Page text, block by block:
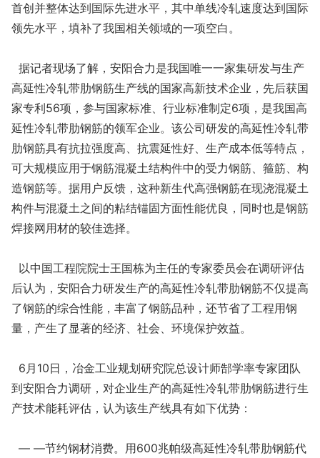
首创并整体达到国际先进水平，其中单线冷轧速度达到国际
领先水平，填补了我国相关领域的一项空白。
据记者现场了解，安阳合力是我国唯一一家集研发与生产
高延性冷轧带肋钢筋生产线的国家高新技术企业，先后获国
家专利56项，参与国家标准、行业标准制定6项，是我国高
延性冷轧带肋钢筋的领军企业。该公司研发的高延性冷轧带
肋钢筋具有抗拉强度高、抗震延性好、生产成本低等特点，
可大规模应用于钢筋混凝土结构件中的受力钢筋、箍筋、构
造钢筋等。据用户反馈，这种新生代高强钢筋在现浇混凝土
构件与混凝土之间的粘结锚固方面性能优良，同时也是钢筋
焊接网用材的较佳选择。
以中国工程院院士王国栋为主任的专家委员会在调研评估
后认为，安阳合力研发生产的高延性冷轧带肋钢筋不仅提高
了钢筋的综合性能，丰富了钢筋品种，还节省了工程用钢
量，产生了显著的经济、社会、环境保护效益。
6月10日，冶金工业规划研究院总设计师郜学率专家团队
到安阳合力调研，对企业生产的高延性冷轧带肋钢筋进行生
产技术能耗评估，认为该生产线具有如下优势：
— —节约钢材消费。用600兆帕级高延性冷轧带肋钢筋代